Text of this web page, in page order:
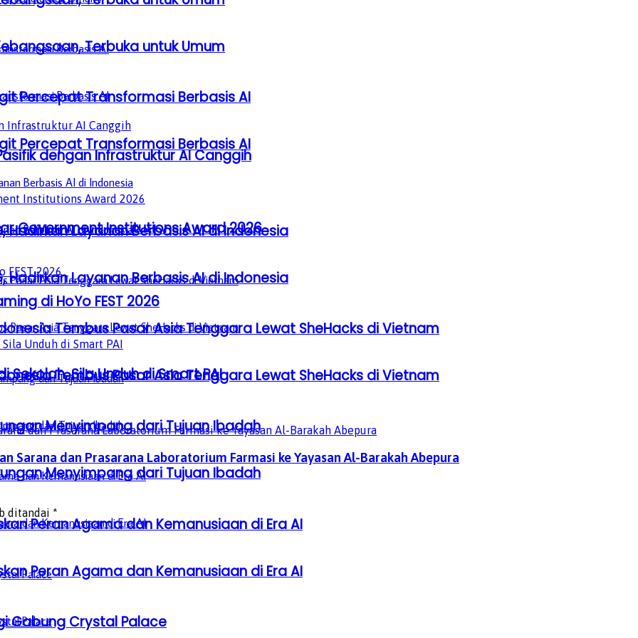
Percepat Transformasi Berbasis AI
Layanan Berbasis AI di Indonesia
Tembus Pasar Asia Tenggara Lewat SheHacks di Vietnam
Menyimpang dari Tujuan Ibadah
Peran Agama dan Kemanusiaan di Era AI
Gabung Crystal Palace
Terbuka untuk Umum
Percepat Transformasi Berbasis AI
Layanan Berbasis AI di Indonesia
Tembus Pasar Asia Tenggara Lewat SheHacks di Vietnam
Menyimpang dari Tujuan Ibadah
Peran Agama dan Kemanusiaan di Era AI
dengan Infrastruktur AI Canggih
Government Institutions Award 2026
di HoYo FEST 2026
Sila Unduh di Smart PAI
Sarana dan Prasarana Laboratorium Farmasi ke Yayasan Al-Barakah Abepura
ditandai *